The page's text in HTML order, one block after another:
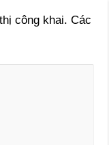
công khai. Các